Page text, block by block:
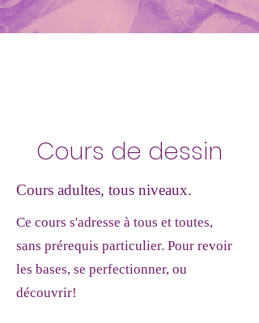
Cours de dessin
Cours adultes, tous niveaux.
Ce cours s'adresse à tous et toutes,
sans prérequis particulier. Pour revoir
les bases, se perfectionner, ou
découvrir!